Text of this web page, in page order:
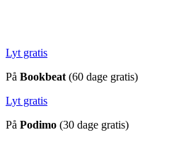
Lyt gratis
På Bookbeat (60 dage gratis)
Lyt gratis
På Podimo (30 dage gratis)